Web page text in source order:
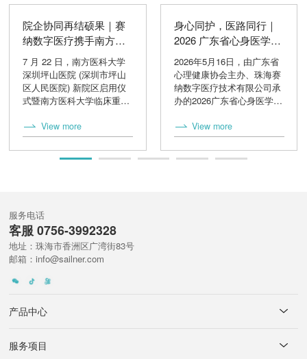
院企协同再结硕果｜赛
纳数字医疗携手南方医
科大学深圳坪山医院，
又一医学3D打印实验室
落地
7 月 22 日，南方医科大学
深圳坪山医院 (深圳市坪山
区人民医院) 新院区启用仪
式暨南方医科大学临床重点
办。珠海赛纳数字医疗技术
有限公司与院方联合共建的
医学3D打印实验室在本次活
View more
身心同护，医路同行｜
2026 广东省心身医学论
坛圆满落幕！
2026年5月16日，由广东省
心理健康协会主办、珠海赛
纳数字医疗技术有限公司承
办的2026广东省心身医学论
限公司01栋多功能厅圆满落
幕。省内外心身医学领域专
家学者、一线医护从业者齐
View more
服务电话
客服 0756-3992328
地址：珠海市香洲区广湾街83号
邮箱：info@sailner.com
产品中心
服务项目